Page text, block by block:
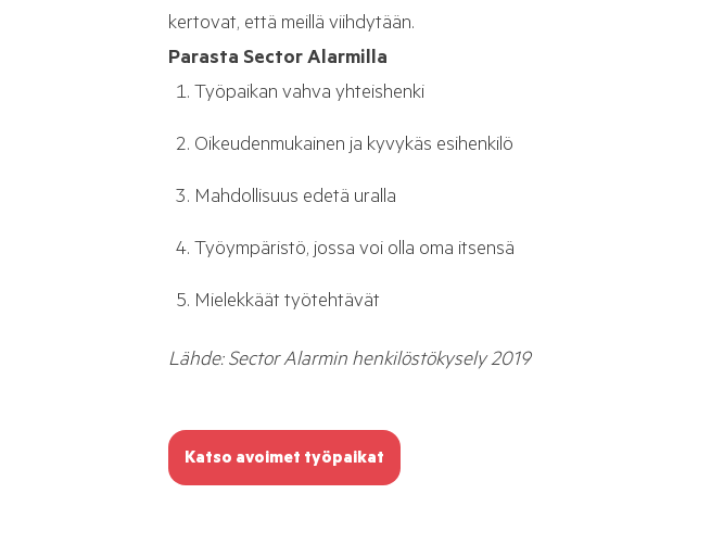
kertovat, että meillä viihdytään.
Parasta Sector Alarmilla
Työpaikan vahva yhteishenki
Oikeudenmukainen ja kyvykäs esihenkilö
Mahdollisuus edetä uralla
Työympäristö, jossa voi olla oma itsensä
Mielekkäät työtehtävät
Lähde: Sector Alarmin henkilöstökysely 2019
Katso avoimet työpaikat